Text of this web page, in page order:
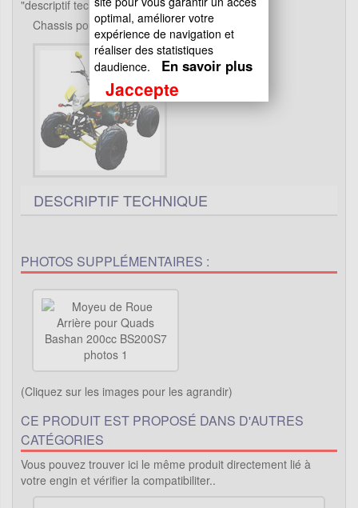
"descriptif technique".
Chassis pour Bashan 200cc BS200S7
DESCRIPTIF TECHNIQUE
PHOTOS SUPPLÉMENTAIRES :
(Cliquez sur les images pour les agrandir)
CE PRODUIT EST PROPOSÉ DANS D'AUTRES
CATÉGORIES
Vous pouvez trouver ici le même produit directement lié à
votre engin et vérifier la compatibiliter..
optimal, améliorer votre
expérience de navigation et
réaliser des statistiques
daudience.
En savoir plus
Jaccepte